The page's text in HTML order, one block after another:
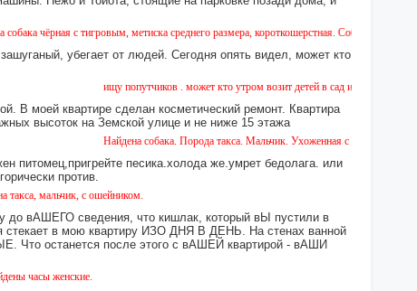
с тигровым, метиска среднего размера, короткошерстная. Собака пугливая, не
убегает от людей. Сегодня опять видел, может кто
ищу попутчиков . может кто утром возит детей в сад или в школу в
В моей квартире сделан косметический ремонт. Квартира
высоток на Земской улице и не ниже 15 этажа
Найдена собака. Порода такса. Мальчик. Ухоженная с ошейником.
питомец,пригрейте песика.холода же.умрет бедолага. или
против.
с ошейником.
до вАШЕГО сведения, что кишлак, который вЫ пустили в
в мою квартиру ИЗО ДНЯ В ДЕНЬ. На стенах ванной
останется после этого с вАШЕЙ квартирой - вАШИ
женские.